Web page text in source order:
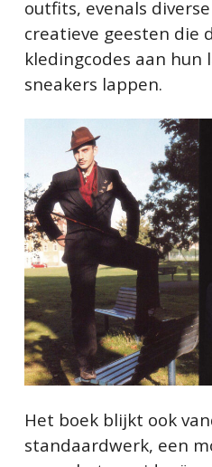
outfits, evenals
creatieve geesten die
kledingcodes aan hun
sneakers lappen.
Het boek blijkt ook
standaardwerk, een